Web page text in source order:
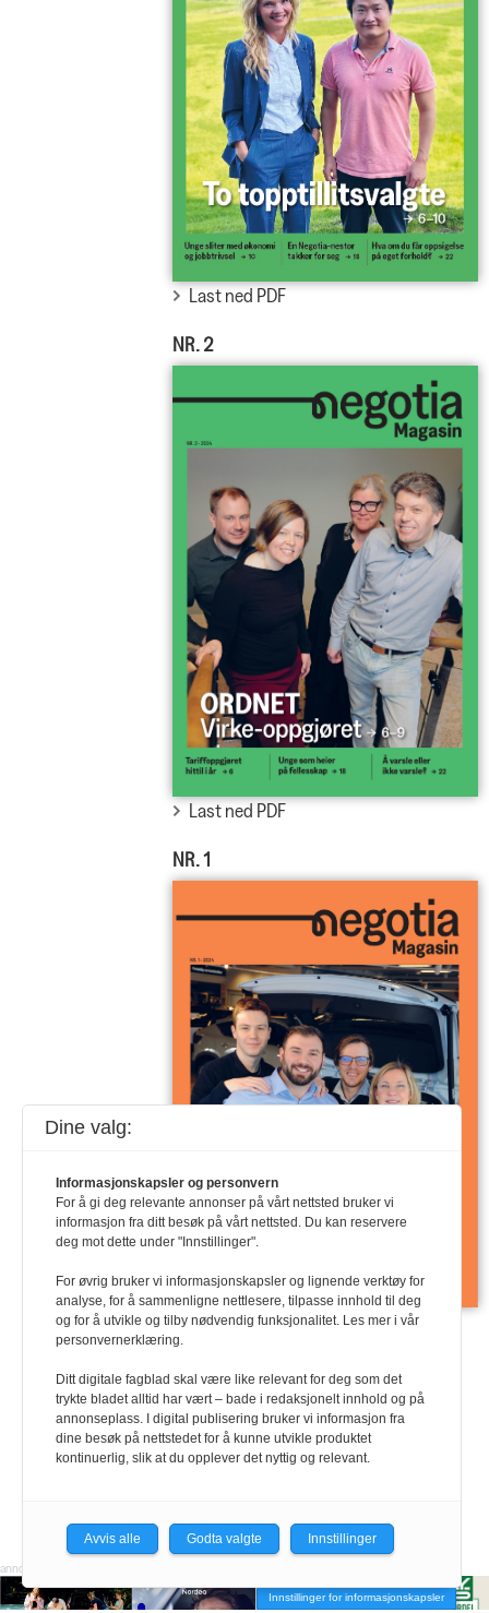
Last ned PDF
NR. 2
Last ned PDF
NR. 1
Last ned PDF
Innstillinger for informasjonskapsler
Dine valg:
Informasjonskapsler og personvern
For å gi deg relevante annonser på vårt nettsted bruker vi
informasjon fra ditt besøk på vårt nettsted. Du kan reservere
deg mot dette under "Innstillinger".
For øvrig bruker vi informasjonskapsler og lignende verktøy for
analyse, for å sammenligne nettlesere, tilpasse innhold til deg
og for å utvikle og tilby nødvendig funksjonalitet. Les mer i vår
personvernerklæring.
Ditt digitale fagblad skal være like relevant for deg som det
trykte bladet alltid har vært – bade i redaksjonelt innhold og på
annonseplass. I digital publisering bruker vi informasjon fra
dine besøk på nettstedet for å kunne utvikle produktet
kontinuerlig, slik at du opplever det nyttig og relevant.
Avvis alle Godta valgte Innstillinger